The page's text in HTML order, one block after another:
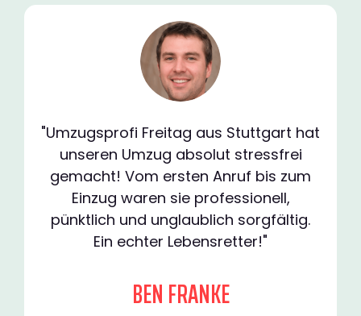
"Umzugsprofi Freitag aus Stuttgart hat
unseren Umzug absolut stressfrei
gemacht! Vom ersten Anruf bis zum
Einzug waren sie professionell,
pünktlich und unglaublich sorgfältig.
Ein echter Lebensretter!"
BEN FRANKE